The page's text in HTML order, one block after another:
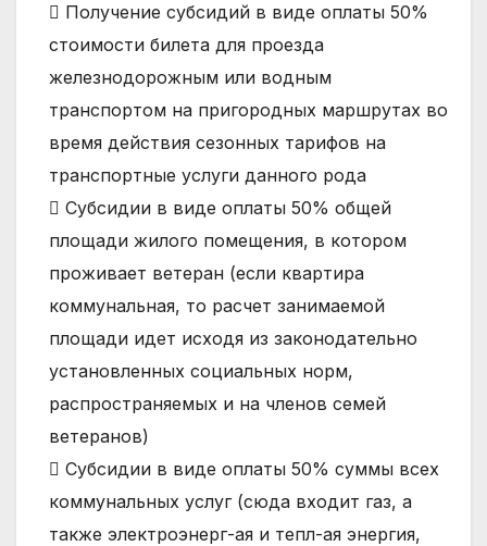
 Получение субсидий в виде оплаты 50%
стоимости билета для проезда
железнодорожным или водным
транспортом на пригородных маршрутах во
время действия сезонных тарифов на
транспортные услуги данного рода
 Субсидии в виде оплаты 50% общей
площади жилого помещения, в котором
проживает ветеран (если квартира
коммунальная, то расчет занимаемой
площади идет исходя из законодательно
установленных социальных норм,
распространяемых и на членов семей
ветеранов)
 Субсидии в виде оплаты 50% суммы всех
коммунальных услуг (сюда входит газ, а
также электроэнерг-ая и тепл-ая энергия,